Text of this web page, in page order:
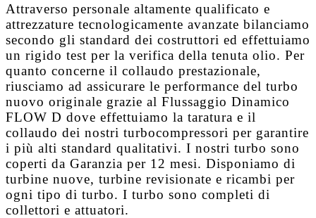
Attraverso personale altamente qualificato e
attrezzature tecnologicamente avanzate bilanciamo
secondo gli standard dei costruttori ed effettuiamo
un rigido test per la verifica della tenuta olio. Per
quanto concerne il collaudo prestazionale,
riusciamo ad assicurare le performance del turbo
nuovo originale grazie al Flussaggio Dinamico
FLOW D dove effettuiamo la taratura e il
collaudo dei nostri turbocompressori per garantire
i più alti standard qualitativi. I nostri turbo sono
coperti da Garanzia per 12 mesi. Disponiamo di
turbine nuove, turbine revisionate e ricambi per
ogni tipo di turbo. I turbo sono completi di
collettori e attuatori.